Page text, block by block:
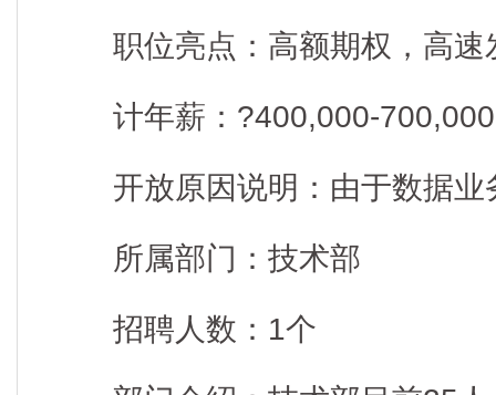
职位亮点：高额期权，高速
计年薪：?400,000-700,000
开放原因说明：由于数据业
所属部门：技术部
招聘人数：1个